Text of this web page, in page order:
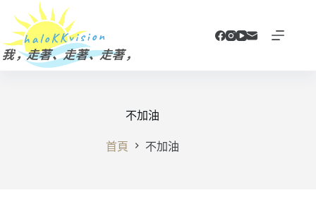
主
要
不加油
首頁 不加油